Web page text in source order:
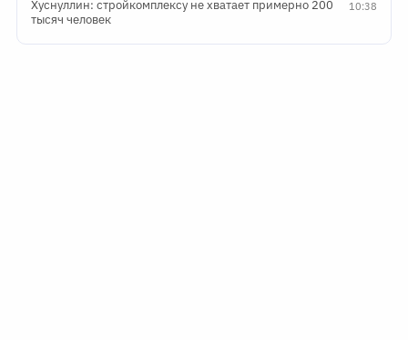
10:38
Хуснуллин: стройкомплексу не хватает примерно 200
тысяч человек